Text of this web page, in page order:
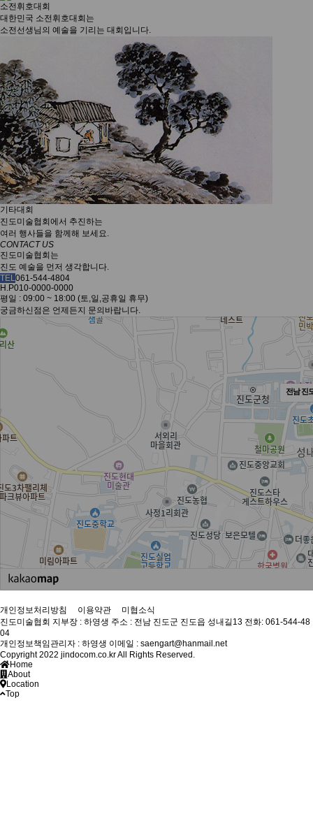
소전휘호대회
대한민국 소전휘호대회는
소전선생님의 예술을 기리는 대회입니다.
기타대회
진도미술협회에서 추진하는
여러 행사들을 함께해 보세요.
CONTACT US
진도미술협회는
진도 예술을 먼저 생각합니다.
TEL061-544-4804
H.P010-0000-0000
평일 : 09:00 ~ 18:00 (토,일,공휴일 휴무)
궁금하신점은 언제든지 문의바랍니다.
전남 진
개인정보처리방침 이용약관
미협소식
진도미술협회 지부장 : 하영생 주소 : 전남 진도군 진도읍 성내길13 전화: 061-544-48
04
개인정보책임관리자 : 하영생 이메일 : saengart@hanmail.net
Copyright 2022 jindocom.co.kr All Rights Reserved.
Home
About
Location
Top